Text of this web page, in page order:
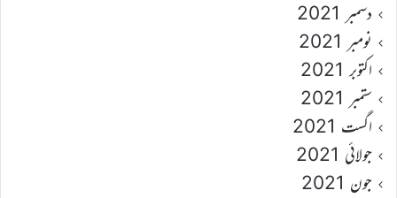
دسمبر 2021
نومبر 2021
اکتوبر 2021
ستمبر 2021
اگست 2021
جولائی 2021
جون 2021